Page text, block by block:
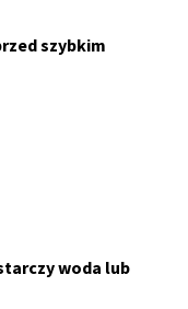
szybkim
woda lub